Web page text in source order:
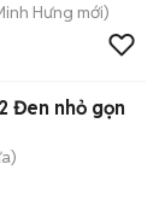
Hưng mới)
Đen nhỏ gọn